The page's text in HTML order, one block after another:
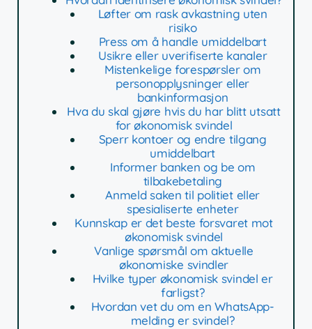
Løfter om rask avkastning uten
risiko
Press om å handle umiddelbart
Usikre eller uverifiserte kanaler
Mistenkelige forespørsler om
personopplysninger eller
bankinformasjon
Hva du skal gjøre hvis du har blitt utsatt
for økonomisk svindel
Sperr kontoer og endre tilgang
umiddelbart
Informer banken og be om
tilbakebetaling
Anmeld saken til politiet eller
spesialiserte enheter
Kunnskap er det beste forsvaret mot
økonomisk svindel
Vanlige spørsmål om aktuelle
økonomiske svindler
Hvilke typer økonomisk svindel er
farligst?
Hvordan vet du om en WhatsApp-
melding er svindel?